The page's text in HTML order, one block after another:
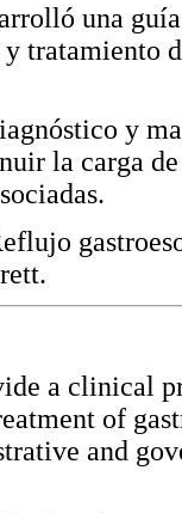
una
tratamiento
y
la carga
a clinical
of
and